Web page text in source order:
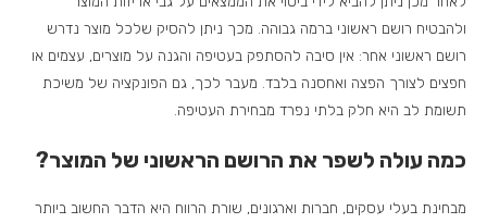
ולהבטיח רושם ראשוני ברמה גבוהה. מכך ניתן להסיק שלכל מוצר נדרש
רושם ראשוני אחר: אין סיבה להסתפק בעטיפה והגנה על מוצרים, עצמים או
חפצים לצורך הפצה ואחסנה בלבד. מעבר לכך, גם הפונקציה של משיכת
תשומת לב היא חלק בלתי נפרד מבחירת העטיפה.
כמה עולה לשפר את הרושם הראשוני של המוצר?
מבחינת בעלי עסקים, חברות וארגונים, שורת הרווח היא הדבר החשוב ביותר